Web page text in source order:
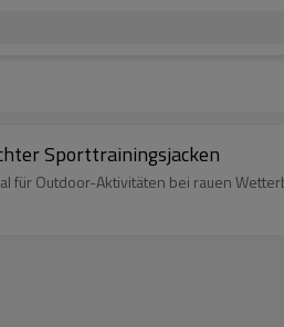
Sporttrainingsjacken
für Outdoor-Aktivitäten bei rauen